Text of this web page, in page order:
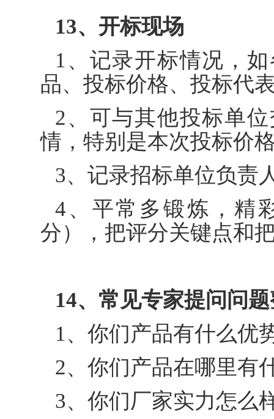
13、开标现场
1、记录开标情况，
品、投标价格、投标代
2、可与其他投标单
情，特别是本次投标价
3、记录招标单位负责
4、平常多锻炼，精
分），把评分关键点和
14、常见专家提问问
1、你们产品有什么优
2、你们产品在哪里有
3、你们厂家实力怎么